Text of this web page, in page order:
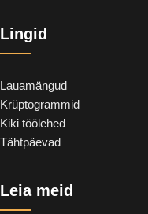
Lingid
Lauamängud
Krüptogrammid
Kiki töölehed
Tähtpäevad
Leia meid